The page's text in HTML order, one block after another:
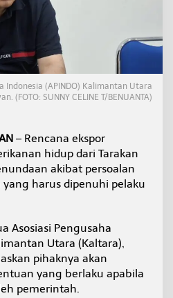
Indonesia (APINDO) Kalimantan Utara
(FOTO: SUNNY CELINE T/BENUANTA)
– Rencana ekspor
hidup dari Tarakan
akibat persoalan
harus dipenuhi pelaku
Asosiasi Pengusaha
Utara (Kaltara),
pihaknya akan
yang berlaku apabila
pemerintah.